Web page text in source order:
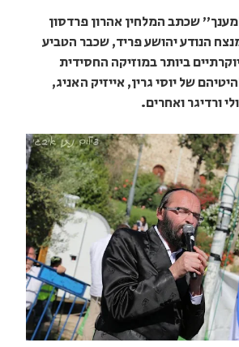
שכתב המלחין אהרון פרדסון
הנודע יהושע פריד, שכבר הטביע
ביותר במוזיקה החסידית
של יוסי גרין, אייזיק האניג,
ורדיגר ואחרים.